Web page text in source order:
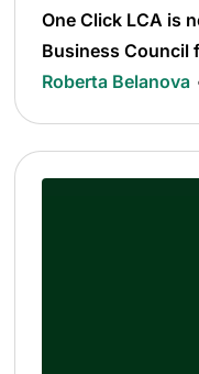
One Click LCA is
Business Council
Roberta Belanova